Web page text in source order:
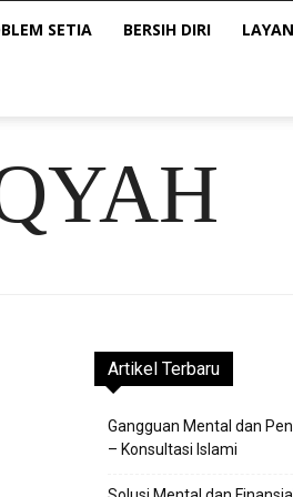
SETIA BERSIH DIRI
Artikel Terbaru
Gangguan Mental dan
– Konsultasi Islami